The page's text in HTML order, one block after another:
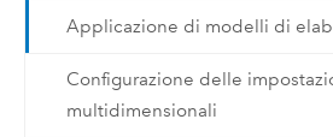
Applicazione di modelli di
Configurazione delle
multidimensionali